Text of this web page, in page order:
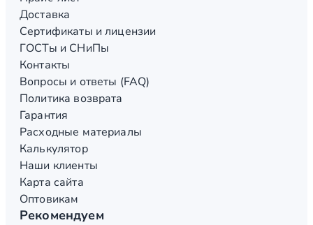
Доставка
Сертификаты и лицензии
ГОСТы и СНиПы
Контакты
Вопросы и ответы (FAQ)
Политика возврата
Гарантия
Расходные материалы
Калькулятор
Наши клиенты
Карта сайта
Оптовикам
Рекомендуем